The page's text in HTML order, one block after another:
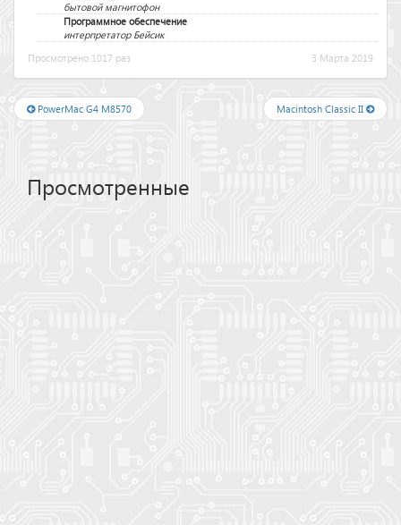
бытовой магнитофон
Программное обеспечение
интерпретатор Бейсик
Просмотрено 1017 раз
3 Марта 2019
PowerMac G4 M8570 Macintosh Classic II
Просмотренные